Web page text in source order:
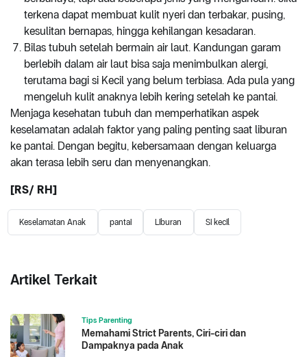
terkena dapat membuat kulit nyeri dan terbakar, pusing,
kesulitan bernapas, hingga kehilangan kesadaran.
Bilas tubuh setelah bermain air laut. Kandungan garam
berlebih dalam air laut bisa saja menimbulkan alergi,
terutama bagi si Kecil yang belum terbiasa. Ada pula yang
mengeluh kulit anaknya lebih kering setelah ke pantai.
Menjaga kesehatan tubuh dan memperhatikan aspek
keselamatan adalah faktor yang paling penting saat liburan
ke pantai. Dengan begitu, kebersamaan dengan keluarga
akan terasa lebih seru dan menyenangkan.
[RS/ RH]
Keselamatan Anak pantai Liburan Si kecil
Artikel Terkait
Tips Parenting
Memahami Strict Parents, Ciri-ciri dan
Dampaknya pada Anak